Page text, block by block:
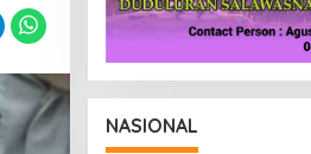
NASIONAL